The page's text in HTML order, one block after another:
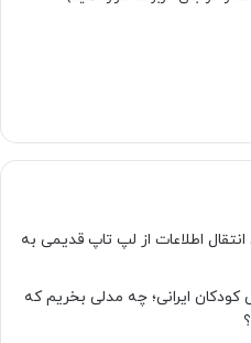
اطلاعات از لپ تاپ قدیمی به
ایرانی؛ چه مدلی بخریم که